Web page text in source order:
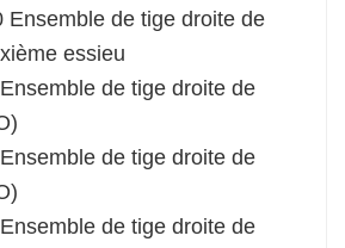
Ensemble de tige droite de
essieu
de tige droite de
de tige droite de
de tige droite de